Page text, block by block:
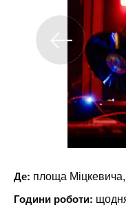
Де: площа
Години роботи: